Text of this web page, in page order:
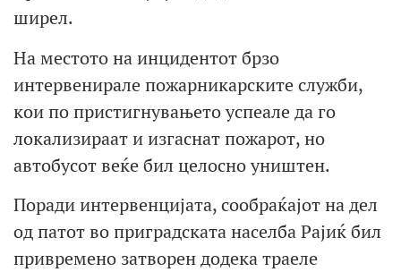
ширел.
На местото на инцидентот брзо
интервенирале пожарникарските служби,
кои по пристигнувањето успеале да го
локализираат и изгаснат пожарот, но
автобусот веќе бил целосно уништен.
Поради интервенцијата, сообраќајот на дел
од патот во приградската населба Рајиќ бил
привремено затворен додека траеле